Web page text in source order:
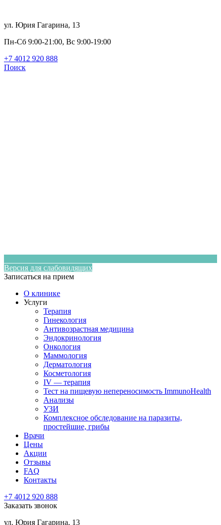
ул. Юрия Гагарина, 13
Пн-Сб 9:00-21:00, Вс 9:00-19:00
+7 4012 920 888
Поиск
Версия для слабовидящих
Записаться на прием
О клинике
Услуги
Терапия
Гинекология
Антивозрастная медицина
Эндокринология
Онкология
Маммология
Дерматология
Косметология
IV — терапия
Тест на пищевую непереносимость ImmunoHealth
Анализы
УЗИ
Комплексное обследование на паразиты,
простейшие, грибы
Врачи
Цены
Акции
Отзывы
FAQ
Контакты
+7 4012 920 888
Заказать звонок
ул. Юрия Гагарина, 13